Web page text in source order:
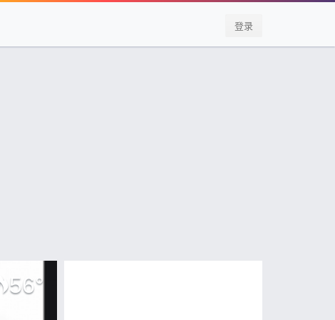
登录
56°